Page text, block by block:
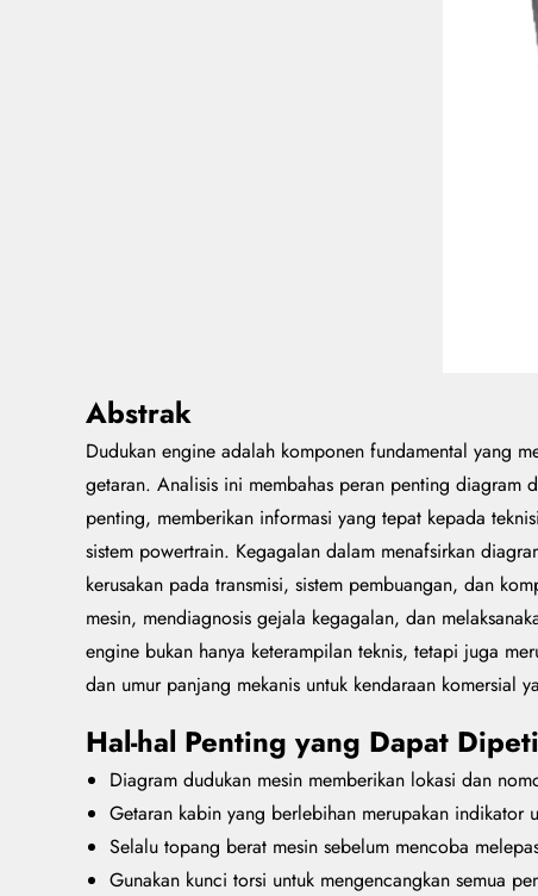
Abstrak
Dudukan engine adalah komponen fundamental yang
getaran. Analisis ini membahas peran penting diagram
penting, memberikan informasi yang tepat kepada
sistem powertrain. Kegagalan dalam menafsirkan
kerusakan pada transmisi, sistem pembuangan, dan
mesin, mendiagnosis gejala kegagalan, dan
engine bukan hanya keterampilan teknis, tetapi juga
dan umur panjang mekanis untuk kendaraan
Hal-hal Penting yang Dapat
Diagram dudukan mesin memberikan lokasi dan
Getaran kabin yang berlebihan merupakan indikator
Selalu topang berat mesin sebelum mencoba
Gunakan kunci torsi untuk mengencangkan semua